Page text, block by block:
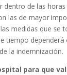
dentro de las
las de mayor
medidas que se
tiempo dependerá
la indemnización.
para que